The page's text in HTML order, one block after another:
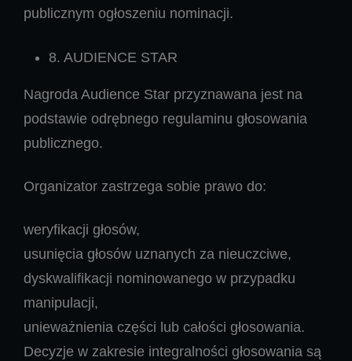
publicznym ogłoszeniu nominacji.
8. AUDIENCE STAR
Nagroda Audience Star przyznawana jest na
podstawie odrębnego regulaminu głosowania
publicznego.
Organizator zastrzega sobie prawo do:
weryfikacji głosów,
usunięcia głosów uznanych za nieuczciwe,
dyskwalifikacji nominowanego w przypadku
manipulacji,
unieważnienia części lub całości głosowania.
Decyzje w zakresie integralności głosowania są